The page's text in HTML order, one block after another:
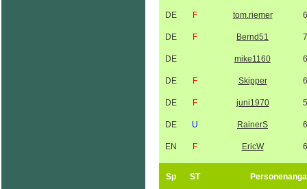
DE F tom.riemer
DE F Bernd51
DE mike1160
DE F Skipper
DE F juni1970
DE U RainerS
EN F EricW
Sp ST